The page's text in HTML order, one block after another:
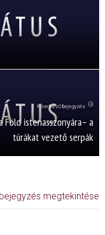
Következő bejegyzés
istenasszonyára– a
túrákat vezető serpák
megtekintése